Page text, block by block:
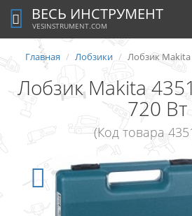
ВЕСЬ ИНСТРУМЕНТ
VESINSTRUMENT.COM
Главная Лобзики Лобзик Makita
Лобзик Makita
720 Вт
(Код товара